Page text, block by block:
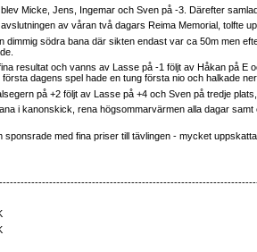
Micke, Jens, Ingemar och Sven på -3. Därefter
av våran två dagars Reima Memorial, tolfte
dimmig södra bana där sikten endast var ca 50m men
resultat och vanns av Lasse på -1 följt av Håkan på E
dagens spel hade en tung första nio och halkade
på +2 följt av Lasse på +4 och Sven på tredje
i kanonskick, rena högsommarvärmen alla dagar
sponsrade med fina priser till tävlingen - mycket